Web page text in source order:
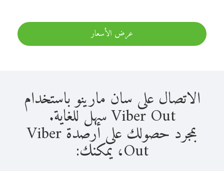
عرض الأسعار
الاتصال على سان مارينو باستخدام
Viber Out سهل للغاية.
بمجرد حصولك على أرصدة Viber
Out، يمكنك: